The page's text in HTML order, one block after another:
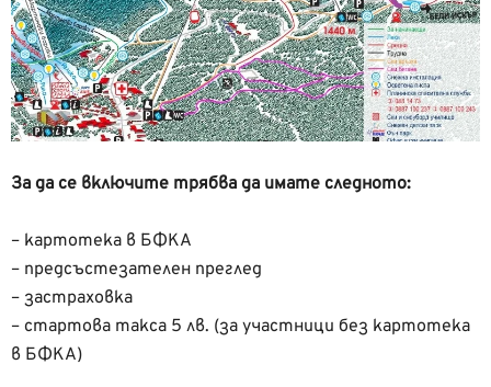
За да се включите трябва да имате следното:
– картотека в БФКА
– предсъстезателен преглед
– застраховка
– стартова такса 5 лв. (за участници без картотека
в БФКА)